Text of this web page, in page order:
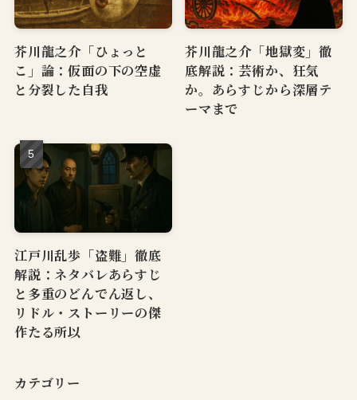
芥川龍之介「ひょっと
こ」論：仮面の下の空虚
と分裂した自我
芥川龍之介「地獄変」徹
底解説：芸術か、狂気
か。あらすじから深層テ
ーマまで
江戸川乱歩「盗難」徹底
解説：ネタバレあらすじ
と多重のどんでん返し、
リドル・ストーリーの傑
作たる所以
カテゴリー